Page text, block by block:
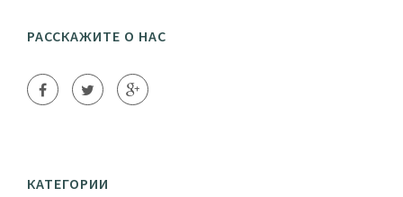
РАССКАЖИТЕ О НАС
КАТЕГОРИИ